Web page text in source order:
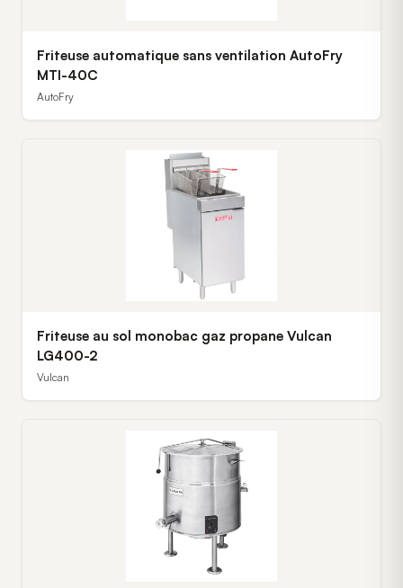
Friteuse automatique sans ventilation AutoFry
MTI-40C
AutoFry
Friteuse au sol monobac gaz propane Vulcan
LG400-2
Vulcan